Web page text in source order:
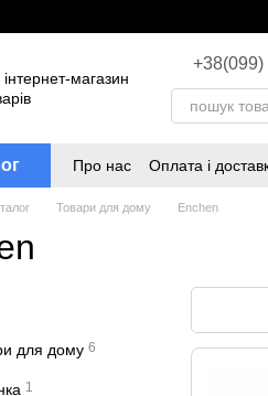
Про нас Оплата і
Товари для дому Enchen
для дому 6
1